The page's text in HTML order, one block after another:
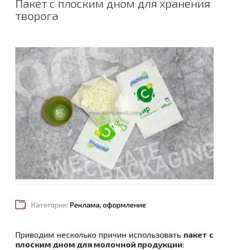
Пакет с плоским дном для хранения
творога
Категория: Реклама, оформление
Приводим несколько причин использовать пакет с
плоским дном для молочной продукции: